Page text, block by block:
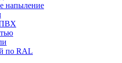
напыление
ПВХ
по RAL